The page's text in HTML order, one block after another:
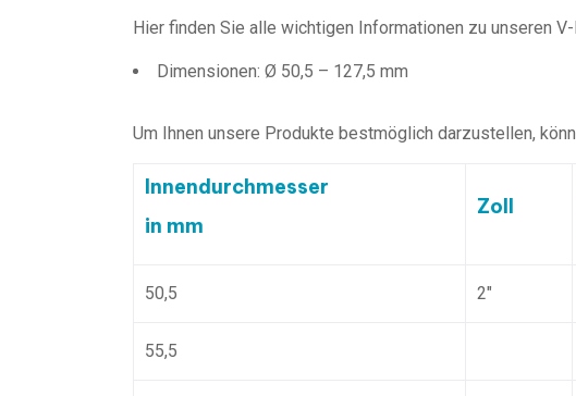
Hier finden Sie alle wichtigen Informationen zu unseren
Dimensionen: Ø 50,5 – 127,5 mm
Um Ihnen unsere Produkte bestmöglich darzustellen,
Innendurchmesser
in mm
Zoll
50,5 2″
55,5